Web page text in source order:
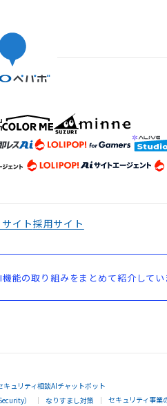
イト採用サイト
能の取り組みをまとめて紹介して
キュリティ相談AIチャットボット
） なりすまし対策 セキュリティ事業